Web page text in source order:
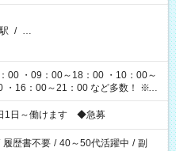
/ …
00 ・09：00～18：00 ・10：00～
～21：00 など多数！ ※お
ます
日～働けます ◆急募
履歴書不要 / 40～50代活躍中 / 副